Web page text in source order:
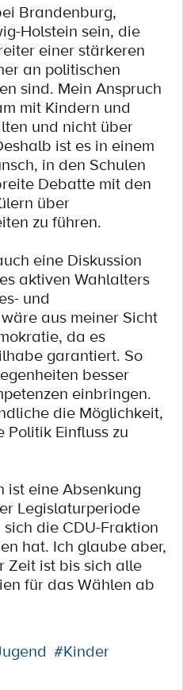
Brandenburg,
Holstein sein, die
einer stärkeren
an politischen
sind. Mein Anspruch
mit Kindern und
und nicht über
ist es in einem
in den Schulen
Debatte mit den
über
zu führen.
eine Diskussion
aktiven Wahlalters
und
aus meiner Sicht
da es
garantiert. So
besser
einbringen.
die Möglichkeit,
Einfluss zu
ist eine Absenkung
Legislaturperiode
die CDU-Fraktion
hat. Ich glaube aber,
Zeit ist bis sich alle
für das Wählen ab
#Kinder